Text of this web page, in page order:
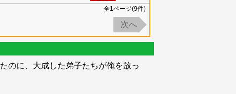
全1ページ(9件)
次へ
のに、大成した弟子たちが俺を放っ